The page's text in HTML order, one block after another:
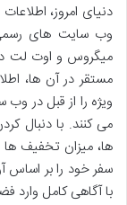
دنیای امروز،
وب سایت های رسمی
میگروس و اوت لت
مستقر در آن ها،
ویژه را از قبل در
می کنند. با دنبال
ها، میزان تخفیف
سفر خود را بر اساس
با آگاهی کامل وارد